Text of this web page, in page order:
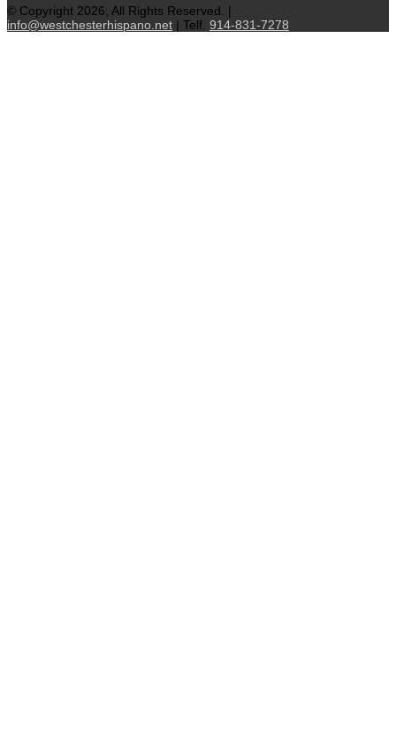
© Copyright 2026, All Rights Reserved. |
info@westchesterhispano.net | Telf. 914-831-7278